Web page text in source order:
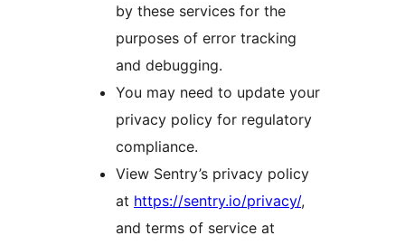
by these services for the
purposes of error tracking
and debugging.
You may need to update your
privacy policy for regulatory
compliance.
View Sentry’s privacy policy
at https://sentry.io/privacy/,
and terms of service at